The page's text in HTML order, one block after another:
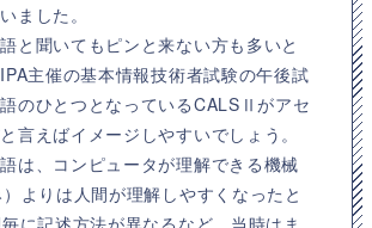
ました。
と聞いてもピンと来ない方も多いと
主催の基本情報技術者試験の午後試
のひとつとなっているCALSⅡがアセ
言えばイメージしやすいでしょう。
は、コンピュータが理解できる機械
よりは人間が理解しやすくなったと
に記述方法が異なるなど、当時はま